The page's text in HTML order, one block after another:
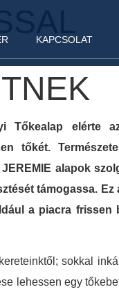
KAPCSOLAT
Tőkealap elérte
tőkét.
alapok
támogassa. Ez
a piacra frissen
sokkal
lehessen egy